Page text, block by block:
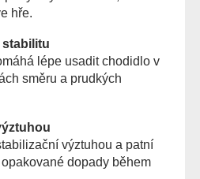
hře.
lépe usadit chodidlo v
směru a prudkých
výztuhou a patní
dopady během